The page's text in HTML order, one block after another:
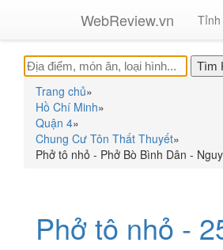
WebReview.vn Tỉnh
Trang chủ»
Hồ Chí Minh»
Quận 4»
Chung Cư Tôn Thất Thuyết»
Phở tô nhỏ - Phở Bò Bình Dân -
Phở tô nhỏ -